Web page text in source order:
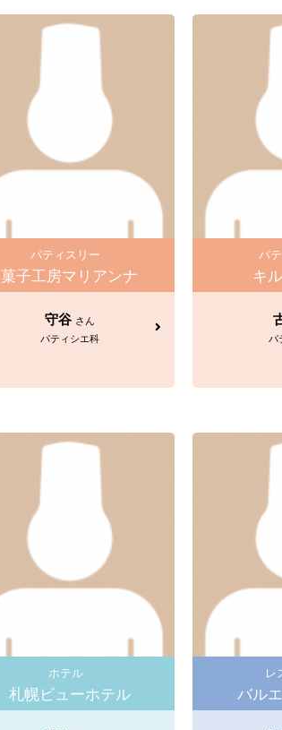
パティスリー
菓子工房マリアンナ
守谷 さん
パティシエ科
パ
キ
パ
ホテル
札幌ビューホテル
レ
バル